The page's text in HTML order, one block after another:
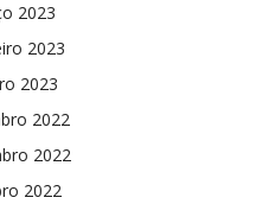
2023
2023
2023
2022
2022
2022